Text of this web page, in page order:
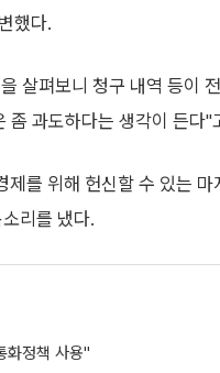
했다.
살펴보니 청구 내역 등이
좀 과도하다는 생각이 든다"
를 위해 헌신할 수 있는
리를 냈다.
화정책 사용"